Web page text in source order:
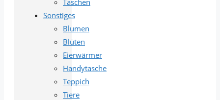
Sonstiges
Blumen
Blüten
Eierwärmer
Handytasche
Teppich
Tiere